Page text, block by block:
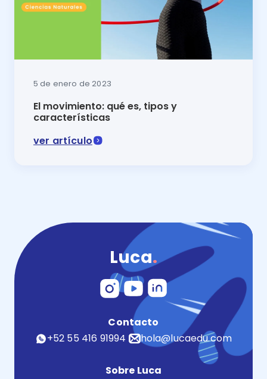
5 de enero de 2023
El movimiento: qué es, tipos y
características
ver artículo
Luca.
Contacto
+52 55 416 91994
hola@lucaedu.com
Sobre Luca